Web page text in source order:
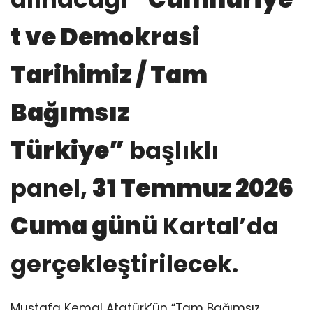
t ve Demokrasi
Tarihimiz / Tam
Bağımsız
Türkiye” başlıklı
panel,31 Temmuz 2026
Cuma günü Kartal’da
gerçekleştirilecek.